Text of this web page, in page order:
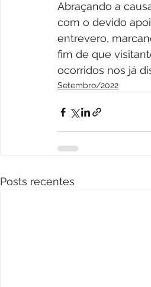
Abraçando a
com o devido
entrevero,
fim de que
ocorridos nos já
Setembro/2022
Posts recentes